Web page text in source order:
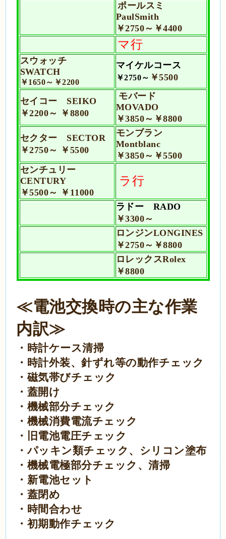
ポールスミ
PaulSmith
￥2750～ ￥4400
マ行
スウォッチ
SWATCH
￥1650～￥2200
マイケルコース
￥2750～ ￥5500
セイコー SEIKO
￥2200～ ￥8800
モバード
MOVADO
￥3850～￥8800
セクター SECTOR
￥2750～ ￥5500
モンブラン
Montblanc
￥3850～￥5500
センチュリー
CENTURY
￥5500～ ￥11000
ラ行
ラドー RADO
￥3300～
ロンジンLONGINES
￥2750～￥8800
ロレックスRolex
￥8800
≪電池交換時の主な作業
内訳≫
・時計ケース清掃
・時計外装、針ずれ等の動作チェック
・磁気帯びチェック
・蓋開け
・機械部分チェック
・機械消費電流チェック
・旧電池電圧チェック
・パッキン類チェック、シリコン塗布
・機械電極部分チェック、清掃
・新電池セット
・蓋閉め
・時間合わせ
・初期動作チェック